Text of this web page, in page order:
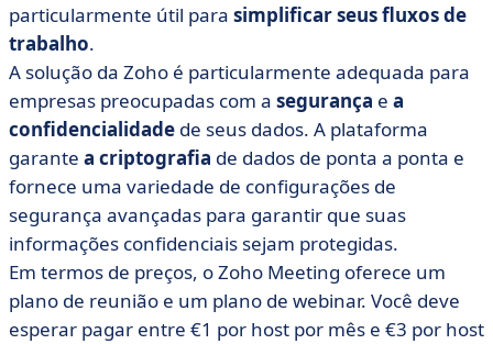
particularmente útil para simplificarseusfluxos de
trabalho.
A solução da Zoho é particularmente adequada para
empresas preocupadas com a segurança e a
confidencialidade de seus dados. A plataforma
garante a criptografia de dados de ponta a ponta e
fornece uma variedade de configurações de
segurança avançadas para garantir que suas
informações confidenciais sejam protegidas.
Em termos de preços, o Zoho Meeting oferece um
plano de reunião e um plano de webinar. Você deve
esperar pagar entre €1 por host por mês e €3 por host